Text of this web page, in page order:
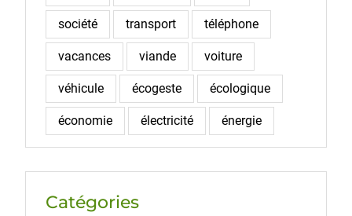
société transport téléphone
vacances viande voiture
véhicule écogeste écologique
économie électricité énergie
Catégories